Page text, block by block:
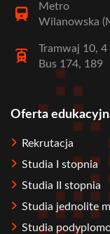
Metro
Wilanowska
Tramwaj 10, 4
Bus 174, 189
Stopka
Oferta
Rekrutacja
Studia I stopnia
Studia II stopnia
Studia jednolite
Studia